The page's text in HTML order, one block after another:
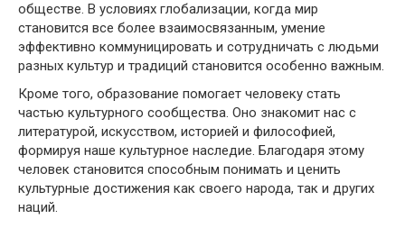
обществе. В условиях глобализации, когда мир
становится все более взаимосвязанным, умение
эффективно коммуницировать и сотрудничать с людьми
разных культур и традиций становится особенно важным.
Кроме того, образование помогает человеку стать
частью культурного сообщества. Оно знакомит нас с
литературой, искусством, историей и философией,
формируя наше культурное наследие. Благодаря этому
человек становится способным понимать и ценить
культурные достижения как своего народа, так и других
наций.